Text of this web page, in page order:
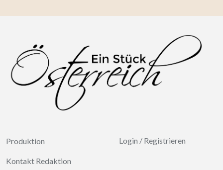
Produktion
Kontakt Redaktion
Login / Registrieren